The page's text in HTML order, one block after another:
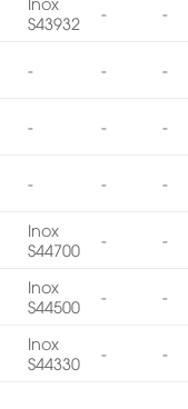
S43932
- -
- - -
- - -
- - -
Inox
S44700
- -
Inox
S44500
- -
Inox
S44330
- -